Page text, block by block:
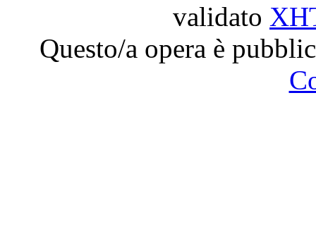
validato
Questo/a opera è